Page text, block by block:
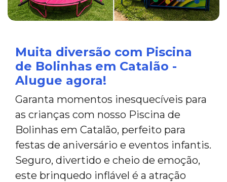
Muita diversão com Piscina
de Bolinhas em Catalão -
Alugue agora!
Garanta momentos inesquecíveis para
as crianças com nosso Piscina de
Bolinhas em Catalão, perfeito para
festas de aniversário e eventos infantis.
Seguro, divertido e cheio de emoção,
este brinquedo inflável é a atração